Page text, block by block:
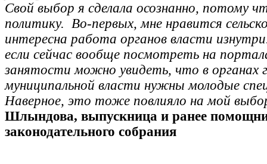
Свой выбор я сделала осознанно, потому
политику. Во-первых, мне нравится
интересна работа органов власти
если сейчас вообще посмотреть на
занятости можно увидеть, что в органах
муниципальной власти нужны молодые
Наверное, это тоже повлияло на мой
Шлындова, выпускница и ранее
законодательного собрания